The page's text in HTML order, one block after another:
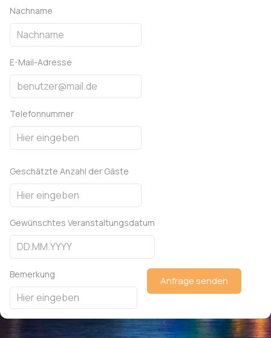
Nachname
E-Mail-Adresse
Telefonnummer
Geschätzte Anzahl der Gäste
Gewünschtes Veranstaltungsdatum
Bemerkung
Anfrage senden